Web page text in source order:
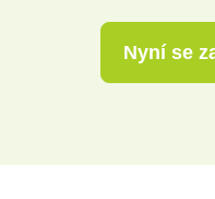
Nyní se